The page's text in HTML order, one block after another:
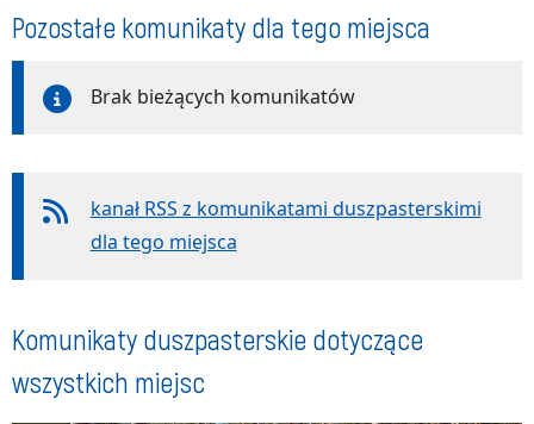
Pozostałe komunikaty dla tego miejsca
Brak bieżących komunikatów
kanał RSS z komunikatami duszpasterskimi
dla tego miejsca
Komunikaty duszpasterskie dotyczące
wszystkich miejsc